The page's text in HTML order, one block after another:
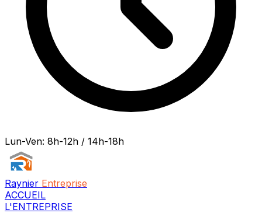
Lun-Ven: 8h-12h / 14h-18h
Raynier Entreprise
ACCUEIL
L'ENTREPRISE